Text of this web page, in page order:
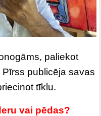
paliekot
publicēja savas
tīklu.
vai pēdas?